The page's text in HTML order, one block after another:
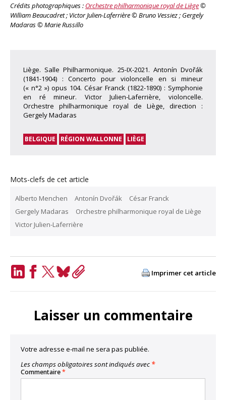
Crédits photographiques : Orchestre philharmonique royal de Liège©
William Beaucadret ; Victor Julien-Laferrière © Bruno Vessiez ; Gergely
Madaras © Marie Russillo
Liège. Salle Philharmonique. 25-IX-2021. Antonín Dvořák
(1841-1904) : Concerto pour violoncelle en si mineur
(« n°2 ») opus 104. César Franck (1822-1890) : Symphonie
en ré mineur. Victor Julien-Laferrière, violoncelle.
Orchestre philharmonique royal de Liège, direction :
Gergely Madaras
BELGIQUE RÉGION WALLONNE LIÈGE
Mots-clefs de cet article
Alberto Menchen Antonín Dvořák
César Franck
Gergely Madaras
Orchestre philharmonique royal de Liège
Victor Julien-Laferrière
Imprimer cet article
Laisser un commentaire
Votre adresse e-mail ne sera pas publiée.
Les champs obligatoires sont indiqués avec *
Commentaire*